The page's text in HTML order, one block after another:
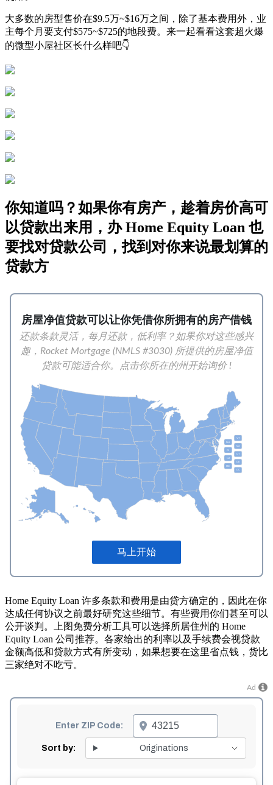
大多数的房型售价在$9.5万~$16万之间，除了基本费用外，业
主每个月要支付$575~$725的地段费。来一起看看这套超火爆
的微型小屋社区长什么样吧👇
你知道吗？如果你有房产，趁着房价高可
以贷款出来用，办 Home Equity Loan 也
要找对贷款公司，找到对你来说最划算的
贷款方
Home Equity Loan 许多条款和费用是由贷方确定的，因此在你
达成任何协议之前最好研究这些细节。有些费用你们甚至可以
公开谈判。上图免费分析工具可以选择所居住州的 Home
Equity Loan 公司推荐。各家给出的利率以及手续费会视贷款
金额高低和贷款方式有所变动，如果想要在这里省点钱，货比
三家绝对不吃亏。
Ad